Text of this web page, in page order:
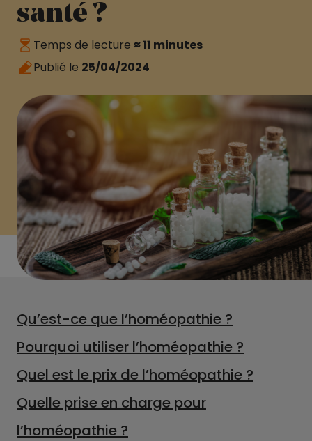
santé ?
Temps de lecture ≈ 11 minutes
Publié le 25/04/2024
Qu’est-ce que l’homéopathie ?
Pourquoi utiliser l’homéopathie ?
Quel est le prix de l’homéopathie ?
Quelle prise en charge pour
l’homéopathie ?